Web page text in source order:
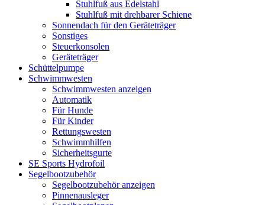
Stuhlfuß aus Edelstahl
Stuhlfuß mit drehbarer Schiene
Sonnendach für den Geräteträger
Sonstiges
Steuerkonsolen
Geräteträger
Schüttelpumpe
Schwimmwesten
Schwimmwesten anzeigen
Automatik
Für Hunde
Für Kinder
Rettungswesten
Schwimmhilfen
Sicherheitsgurte
SE Sports Hydrofoil
Segelbootzubehör
Segelbootzubehör anzeigen
Pinnenausleger